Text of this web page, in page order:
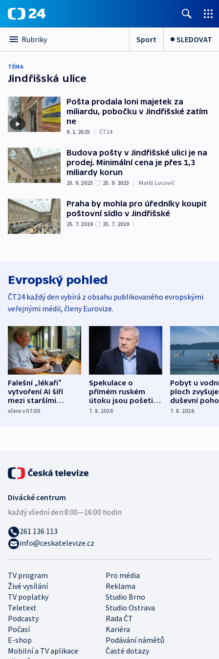
Rubriky Sport SLEDOVAT
TÉMA
Jindřišská ulice
Pošta prodala loni majetek za
miliardu, pobočku v Jindřišské zatím
ne
9. 1. 2025 | ČT24
Budova pošty v Jindřišské ulici je na
prodej. Minimální cena je přes 1,3
miliardy korun
25. 9. 2023 25. 9. 2023 | Matěj Lucovič
Praha by mohla pro úředníky koupit
poštovní sídlo v Jindřišské
25. 7. 2019 25. 7. 2019 |
Evropský pohled
ČT24 každý den vybírá z obsahu publikovaného evropskými
veřejnými médii, členy Eurovize.
Falešní „lékaři“
vytvoření AI šíří
mezi staršími
Poláky nebezpečné
včera v 07:00
Spekulace o
přímém ruském
útoku jsou pošetilé,
míní estonský
7. 8. 2026
Pobyt u
ploch zvyšuje
duševní
ukázala
7. 8. 2026
TV program
Pro média
Živé vysílání
Reklama
TV poplatky
Studio Brno
Teletext
Studio Ostrava
Podcasty
Rada ČT
Počasí
Kariéra
E-shop
Podávání námětů
Mobilní a TV aplikace
Časté dotazy
Divácké centrum
každý všední den:8:00—16:00 hodin
261 136 113
info@ceskatelevize.cz